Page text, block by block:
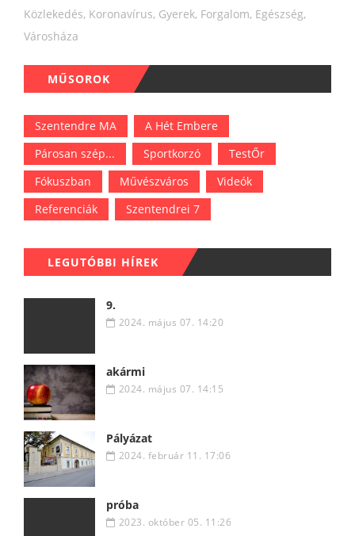
Közlekedés, Koronavírus, Gyerek, Forgalom, Egészség,
Városháza
MŰSOROK
Szentendre MA
A Hét Embere
Párosan szép...
Sportkorzó
TestŐr
Fókuszban
Művészváros
Videók
Referenciák
Szentendrei 7
LEGUTÓBBI HÍREK
9.
2024. május 07. 14:20
akármi
2024. május 07. 14:15
Pályázat
2024. február 11. 17:06
próba
2023. október 05. 11:26